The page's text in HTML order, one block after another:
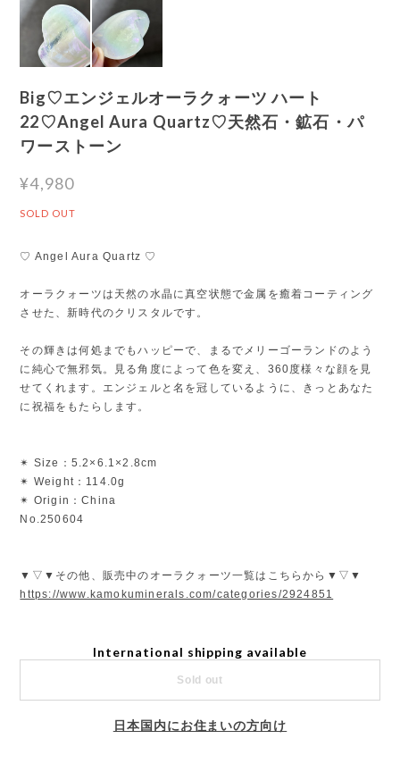
Big♡エンジェルオーラクォーツ ハート
22♡Angel Aura Quartz♡天然石・鉱石・パ
ワーストーン
¥4,980
SOLD OUT
♡ Angel Aura Quartz ♡
オーラクォーツは天然の水晶に真空状態で金属を癒着コーティング
させた、新時代のクリスタルです。
その輝きは何処までもハッピーで、まるでメリーゴーランドのよう
に純心で無邪気。見る角度によって色を変え、360度様々な顔を見
せてくれます。エンジェルと名を冠しているように、きっとあなた
に祝福をもたらします。
✴︎ Size：5.2×6.1×2.8cm
✴︎ Weight：114.0g
✴︎ Origin：China
No.250604
▼▽▼その他、販売中のオーラクォーツ一覧はこちらから▼▽▼
https://www.kamokuminerals.com/categories/2924851
International shipping available
Sold out
日本国内にお住まいの方向け